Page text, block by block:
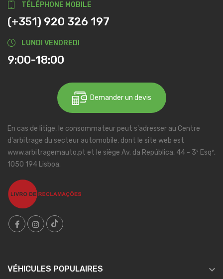
TÉLÉPHONE MOBILE
(+351) 920 326 197
LUNDI VENDREDI
9:00-18:00
Demander un devis
En cas de litige, le consommateur peut s'adresser au Centre
d'arbitrage du secteur automobile, dont le site web est
www.arbitragemauto.pt et le siège Av. da República, 44 - 3º Esqº,
1050 194 Lisboa.
VÉHICULES POPULAIRES 